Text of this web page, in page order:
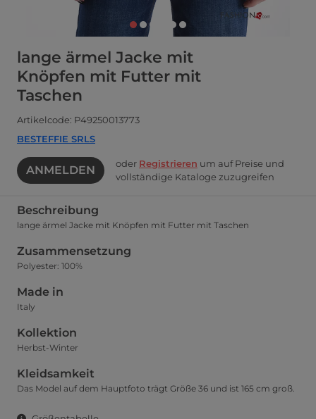
lange ärmel Jacke mit
Knöpfen mit Futter mit
Taschen
Artikelcode: P49250013773
BESTEFFIE SRLS
ANMELDEN oder Registrieren um auf Preise und
vollständige Kataloge zuzugreifen
Beschreibung
lange ärmel Jacke mit Knöpfen mit Futter mit Taschen
Zusammensetzung
Polyester: 100%
Made in
Italy
Kollektion
Herbst-Winter
Kleidsamkeit
Das Model auf dem Hauptfoto trägt Größe 36 und ist 165 cm groß.